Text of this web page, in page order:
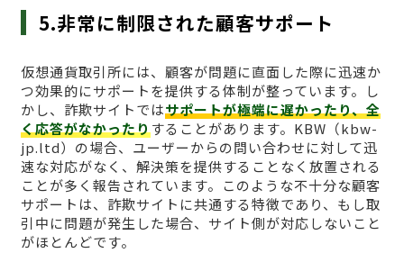
5.非常に制限された顧客サポート
仮想通貨取引所には、顧客が問題に直面した際に迅速か
つ効果的にサポートを提供する体制が整っています。し
かし、詐欺サイトではサポートが極端に遅かったり、全
く応答がなかったりすることがあります。KBW（kbw-
jp.ltd）の場合、ユーザーからの問い合わせに対して迅
速な対応がなく、解決策を提供することなく放置される
ことが多く報告されています。このような不十分な顧客
サポートは、詐欺サイトに共通する特徴であり、もし取
引中に問題が発生した場合、サイト側が対応しないこと
がほとんどです。